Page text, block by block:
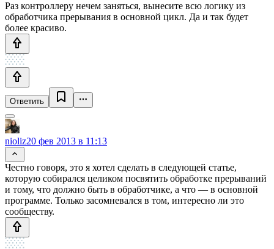
Раз контроллеру нечем заняться, вынесите всю логику из
обработчика прерывания в основной цикл. Да и так будет
более красиво.
Ответить
nioliz20 фев 2013 в 11:13
Честно говоря, это я хотел сделать в следующей статье,
которую собирался целиком посвятить обработке прерываний
и тому, что должно быть в обработчике, а что — в основной
программе. Только засомневался в том, интересно ли это
сообществу.